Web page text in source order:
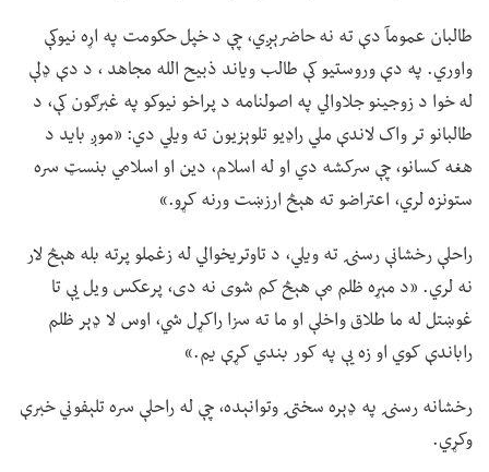
طالبان عمومآ دې ته نه حاضرېږي، چې د خپل حکومت په اړه نیوکې
واوري. په دې وروستیو کې طالب ویاند ذبیح الله مجاهد ، د دې ډلې
له خوا د زوجینو جلاوالي په اصولنامه د پراخو نیوکو په غبرګون کې، د
طالبانو تر واک لاندې ملي راډیو تلوېزیون ته ویلي دي: «موږ باید د
هغه کسانو، چې سرکشه دي او له اسلام، دین او اسلامي بنسټ سره
ستونزه لري، اعتراضو ته هېڅ ارزښت ورنه کړو.»
راحلې رخشانې رسنۍ ته ویلي، د تاوتریخوالي له زغملو پرته بله هېڅ لار
نه لري. «د مېړه ظلم مې هېڅ کم شوی نه دی، پرعکس ویل یې تا
غوښتل له ما طلاق واخلې او ما ته سزا راکړل شي، اوس لا ډېر ظلم
راباندې کوي او زه یې په کور بندي کړې یم.»
رخشانه رسنۍ په ډېره سختۍ وتوانېده، چې له راحلې سره تلېفوني خبرې
وکړي.